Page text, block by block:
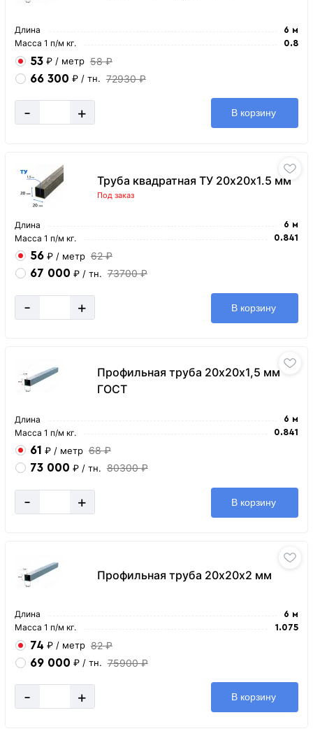
Длина 6 м
Масса 1 п/м кг. 0.8
53 ₽ / метр 58 ₽
66 300 ₽ / тн. 72930 ₽
- + В корзину
Труба квадратная ТУ 20х20х1.5 мм
Под заказ
Длина 6 м
Масса 1 п/м кг. 0.841
56 ₽ / метр 62 ₽
67 000 ₽ / тн. 73700 ₽
- + В корзину
Профильная труба 20х20х1,5 мм
ГОСТ
Длина 6 м
Масса 1 п/м кг. 0.841
61 ₽ / метр 68 ₽
73 000 ₽ / тн. 80300 ₽
- + В корзину
Профильная труба 20х20х2 мм
Длина 6 м
Масса 1 п/м кг. 1.075
74 ₽ / метр 82 ₽
69 000 ₽ / тн. 75900 ₽
- + В корзину